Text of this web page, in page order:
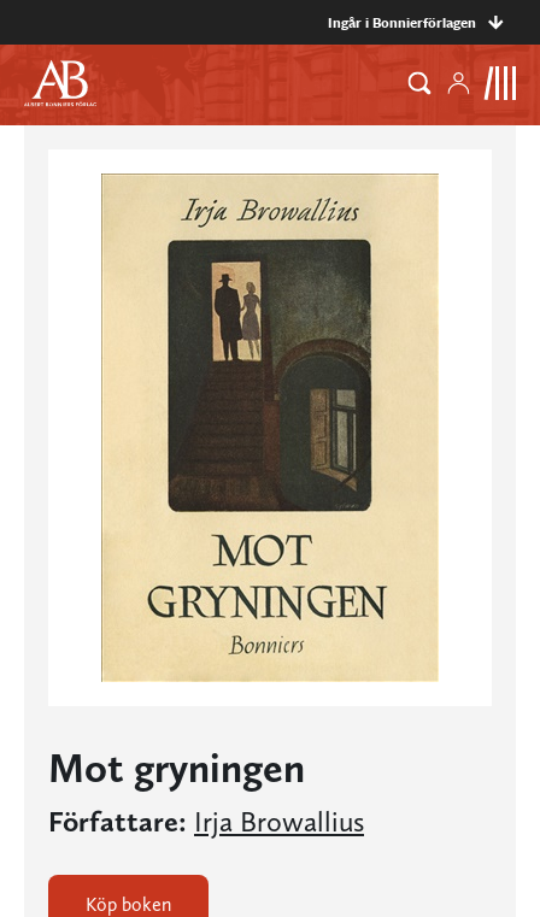
Ingår i Bonnierförlagen
Mot gryningen
Författare: Irja Browallius
Köp boken